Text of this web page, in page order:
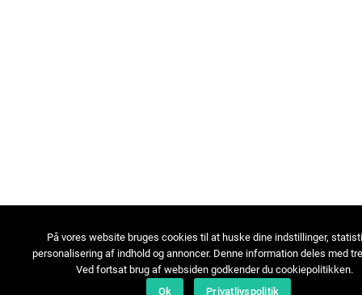
På vores website bruges cookies til at huske dine indstillinger,
personalisering af indhold og annoncer. Denne information deles med
Ved fortsat brug af websiden godkender du cookiepolitikken.
Ok
Privatlivspolitik